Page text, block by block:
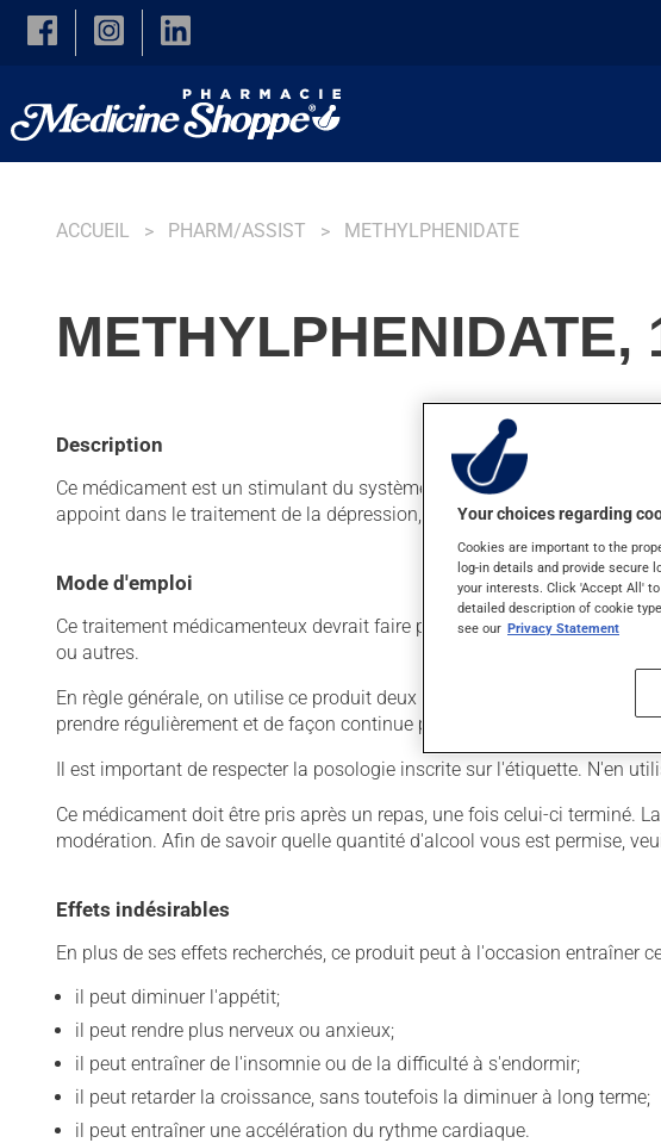
Skip to main content
ACCUEIL PHARM/ASSIST METHYLPHENIDATE
METHYLPHENIDATE,
Description
Ce médicament est un stimulant du système nerveux central.
appoint dans le traitement de la dépression, pour la narcolepsie, ainsi
Mode d'emploi
Ce traitement médicamenteux devrait faire partie intégrante d'un
ou autres.
En règle générale, on utilise ce produit deux fois par jour. Il est
prendre régulièrement et de façon continue pour maintenir ses effets
Il est important de respecter la posologie inscrite sur l'étiquette. N'en
Ce médicament doit être pris après un repas, une fois celui-ci terminé.
modération. Afin de savoir quelle quantité d'alcool vous est permise,
Effets indésirables
En plus de ses effets recherchés, ce produit peut à l'occasion entraîner
il peut diminuer l'appétit;
il peut rendre plus nerveux ou anxieux;
il peut entraîner de l'insomnie ou de la difficulté à s'endormir;
il peut retarder la croissance, sans toutefois la diminuer à long terme;
il peut entraîner une accélération du rythme cardiaque.
Your choices regarding
Cookies are important to the
log-in details and provide
your interests. Click 'Accept All'
detailed description of cookie
see our Privacy Statement